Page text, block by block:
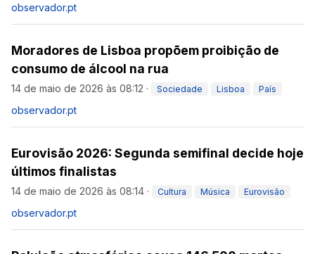
observador.pt
Moradores de Lisboa propõem proibição de
consumo de álcool na rua
14 de maio de 2026 às 08:12 · Sociedade Lisboa País
observador.pt
Eurovisão 2026: Segunda semifinal decide hoje
últimos finalistas
14 de maio de 2026 às 08:14 · Cultura Música Eurovisão
observador.pt